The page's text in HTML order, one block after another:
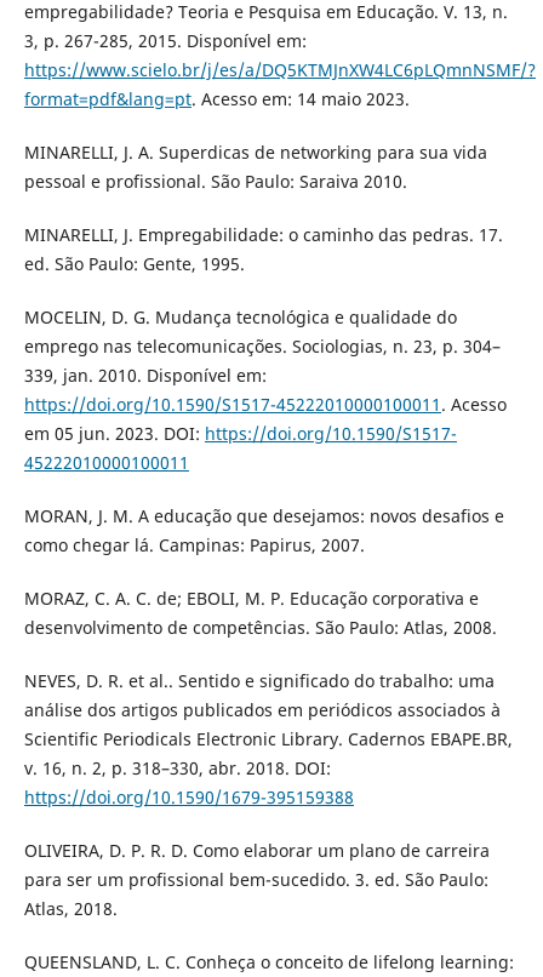
empregabilidade? Teoria e Pesquisa em Educação. V. 13, n.
3, p. 267-285, 2015. Disponível em:
https://www.scielo.br/j/es/a/DQ5KTMJnXW4LC6pLQmnNSMF/?
format=pdf&lang=pt. Acesso em: 14 maio 2023.
MINARELLI, J. A. Superdicas de networking para sua vida
pessoal e profissional. São Paulo: Saraiva 2010.
MINARELLI, J. Empregabilidade: o caminho das pedras. 17.
ed. São Paulo: Gente, 1995.
MOCELIN, D. G. Mudança tecnológica e qualidade do
emprego nas telecomunicações. Sociologias, n. 23, p. 304–
339, jan. 2010. Disponível em:
https://doi.org/10.1590/S1517-45222010000100011 . Acesso
em 05 jun. 2023. DOI: https://doi.org/10.1590/S1517-
45222010000100011
MORAN, J. M. A educação que desejamos: novos desafios e
como chegar lá. Campinas: Papirus, 2007.
MORAZ, C. A. C. de; EBOLI, M. P. Educação corporativa e
desenvolvimento de competências. São Paulo: Atlas, 2008.
NEVES, D. R. et al.. Sentido e significado do trabalho: uma
análise dos artigos publicados em periódicos associados à
Scientific Periodicals Electronic Library. Cadernos EBAPE.BR,
v. 16, n. 2, p. 318–330, abr. 2018. DOI:
https://doi.org/10.1590/1679-395159388
OLIVEIRA, D. P. R. D. Como elaborar um plano de carreira
para ser um profissional bem-sucedido. 3. ed. São Paulo:
Atlas, 2018.
QUEENSLAND, L. C. Conheça o conceito de lifelong learning: